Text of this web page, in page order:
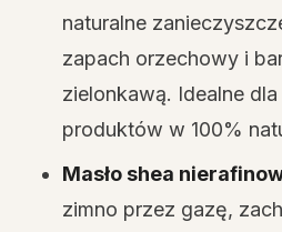
naturalne
zapach orzechowy i
zielonkawą. Idealne
produktów w 100%
Masło shea
zimno przez gazę,